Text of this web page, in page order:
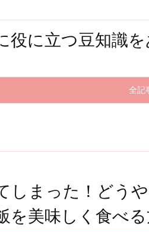
役に立つ豆知識を
全記
しまった！どう
を美味しく食べる